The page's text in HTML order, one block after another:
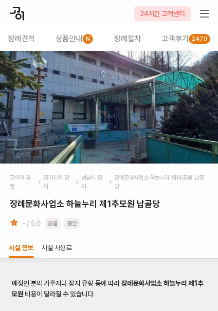
24시간 고객센터
장례견적 상품안내 N 장례절차 고객후기 2470
고이의 추
천
경기 지역 장
지
성남시 장
지
장례문화사업소 하늘누리 제1추모원 납골
당
장례문화사업소 하늘누리 제1추모원 납골당
- / 5.0 공설 봉안
시설 정보 시설 사용료
예정인 분의 거주지나 장지 유형 등에 따라장례문화사업소 하늘누리 제1추
모원 비용이 달라질 수 있습니다.